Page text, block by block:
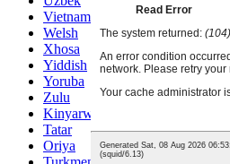
Vietnamese
Welsh
Xhosa
Yiddish
Yoruba
Zulu
Kinyarwanda
Tatar
Oriya